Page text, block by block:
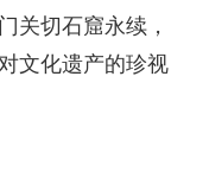
关切石窟永续，
文化遗产的珍视